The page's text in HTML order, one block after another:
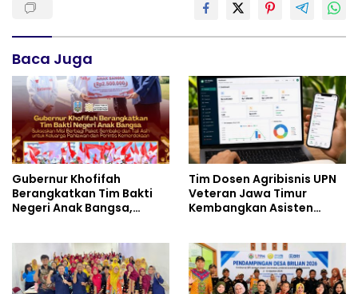
Baca Juga
Gubernur Khofifah
Berangkatkan Tim Bakti
Negeri Anak Bangsa,
dan Perintis Kemerdekaan
Tim Dosen Agribisnis UPN
Veteran Jawa Timur
Kembangkan Asisten
UMKM